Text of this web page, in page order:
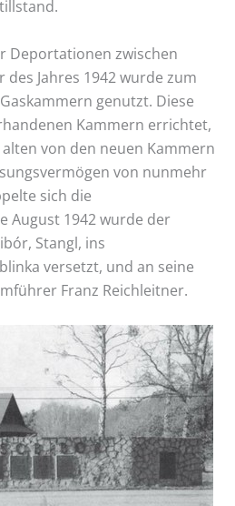
Deportationen zwischen
Jahres 1942 wurde zum
genutzt. Diese
Kammern errichtet,
von den neuen Kammern
von nunmehr
sich die
August 1942 wurde der
Stangl, ins
versetzt, und an seine
Franz Reichleitner.